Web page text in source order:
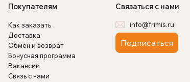
Покупателям
Как заказать
Доставка
Обмен и возврат
Бонусная программа
Вакансии
Связь с нами
Связаться с нами
info@frimis.ru
Подписаться